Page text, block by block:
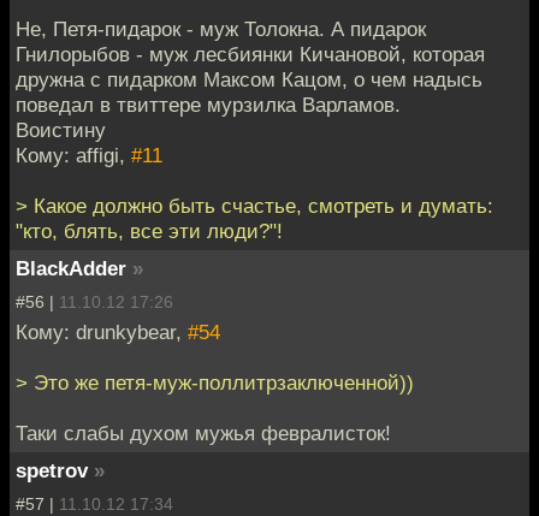
Не, Петя-пидарок - муж Толокна. А пидарок
Гнилорыбов - муж лесбиянки Кичановой, которая
дружна с пидарком Максом Кацом, о чем надысь
поведал в твиттере мурзилка Варламов.
Воистину
Кому: affigi, #11
> Какое должно быть счастье, смотреть и думать:
"кто, блять, все эти люди?"!
BlackAdder »
#56 | 11.10.12 17:26
Кому: drunkybear, #54
> Это же петя-муж-поллитрзаключенной))
Таки слабы духом мужья февралисток!
spetrov »
#57 | 11.10.12 17:34